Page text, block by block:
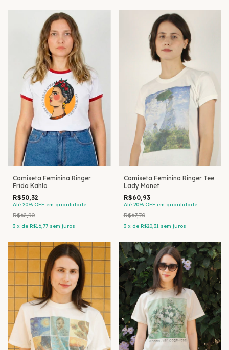
Camiseta Feminina Ringer
Frida Kahlo
R$50,32
Até 20% OFF em quantidade
R$62,90
3 x de R$16,77 sem juros
Camiseta Feminina Ringer Tee
Lady Monet
R$60,93
Até 20% OFF em quantidade
R$67,70
3 x de R$20,31 sem juros